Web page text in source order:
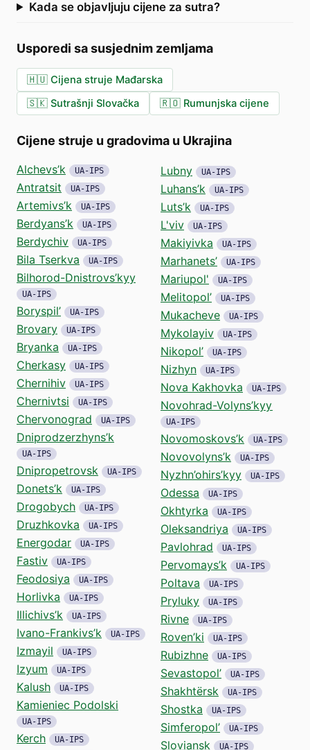
Kada se objavljuju cijene za sutra?
Usporedi sa susjednim zemljama
🇭🇺 Cijena struje Mađarska
🇸🇰 Sutrašnji Slovačka 🇷🇴 Rumunjska cijene
Cijene struje u gradovima u Ukrajina
Alchevs’k UA-IPS
Antratsit UA-IPS
Artemivs’k UA-IPS
Berdyans’k UA-IPS
Berdychiv UA-IPS
Bila Tserkva UA-IPS
Bilhorod-Dnistrovs’kyy
UA-IPS
Boryspil’ UA-IPS
Brovary UA-IPS
Bryanka UA-IPS
Cherkasy UA-IPS
Chernihiv UA-IPS
Chernivtsi UA-IPS
Chervonograd UA-IPS
Dniprodzerzhyns’k
UA-IPS
Dnipropetrovsk UA-IPS
Donets’k UA-IPS
Drogobych UA-IPS
Druzhkovka UA-IPS
Energodar UA-IPS
Fastiv UA-IPS
Feodosiya UA-IPS
Horlivka UA-IPS
Illichivs’k UA-IPS
Ivano-Frankivs’k UA-IPS
Izmayil UA-IPS
Izyum UA-IPS
Kalush UA-IPS
Kamieniec Podolski
UA-IPS
Kerch UA-IPS
Lubny UA-IPS
Luhans’k UA-IPS
Luts’k UA-IPS
L'viv UA-IPS
Makiyivka UA-IPS
Marhanets’ UA-IPS
Mariupol' UA-IPS
Melitopol’ UA-IPS
Mukacheve UA-IPS
Mykolayiv UA-IPS
Nikopol’ UA-IPS
Nizhyn UA-IPS
Nova Kakhovka UA-IPS
Novohrad-Volyns’kyy
UA-IPS
Novomoskovs’k UA-IPS
Novovolyns’k UA-IPS
Nyzhn’ohirs’kyy UA-IPS
Odessa UA-IPS
Okhtyrka UA-IPS
Oleksandriya UA-IPS
Pavlohrad UA-IPS
Pervomays’k UA-IPS
Poltava UA-IPS
Pryluky UA-IPS
Rivne UA-IPS
Roven’ki UA-IPS
Rubizhne UA-IPS
Sevastopol’ UA-IPS
Shakhtërsk UA-IPS
Shostka UA-IPS
Simferopol’ UA-IPS
Sloviansk UA-IPS